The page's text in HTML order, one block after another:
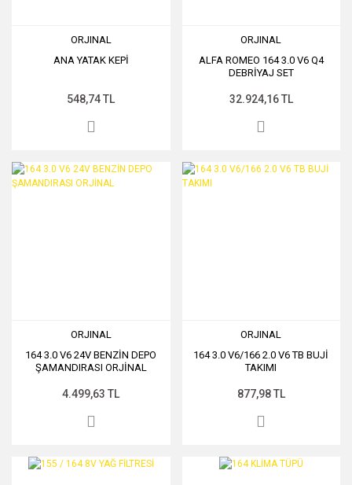
ORJINAL
ANA YATAK KEPİ
548,74 TL
ORJINAL
ALFA ROMEO 164 3.0 V6 Q4
DEBRİYAJ SET
32.924,16 TL
ORJINAL
164 3.0 V6 24V BENZİN DEPO
ŞAMANDIRASI ORJİNAL
4.499,63 TL
ORJINAL
164 3.0 V6/166 2.0 V6 TB BUJİ
TAKIMI
877,98 TL